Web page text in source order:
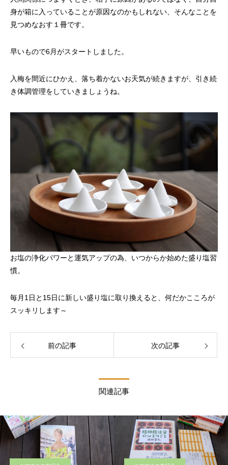
身が箱に入っていることが原因なのかもしれない、そんなことを
見つめなおす１冊です。
早いもので6月がスタートしました。
入梅を間近にひかえ、落ち着かないお天気が続きますが、引き続
き体調管理をしていきましょうね。
お塩の浄化パワーと運気アップの為、いつからか始めた盛り塩習
慣。
毎月1日と15日に新しい盛り塩に取り換えると、何だかこころが
スッキリします～
前の記事 次の記事
関連記事